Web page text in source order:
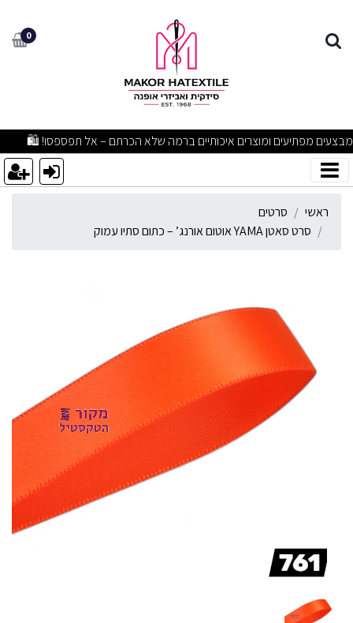
סרט סאטן YAMA אוטום אורנג’ – כתום סתיו עמוק 0
מבצעים מפתיעים ומוצרים איכותיים ברמה שלא הכרתם – אל
ראשי
סרטים
סרט סאטן YAMA אוטום אורנג’ – כתום סתיו עמוק